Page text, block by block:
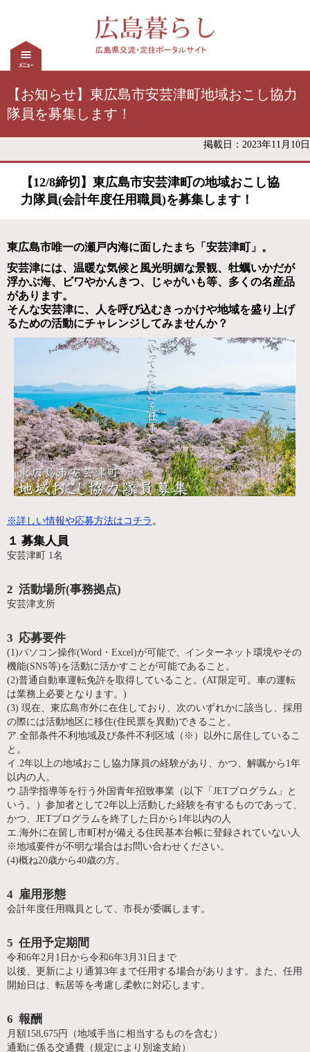
【お知らせ】東広島市安芸津町地域おこし協力
隊員を募集します！
掲載日：2023年11月10日
【12/8締切】東広島市安芸津町の地域おこし協
力隊員(会計年度任用職員)を募集します！
東広島市唯一の瀬戸内海に面したまち「安芸津町」。
安芸津には、温暖な気候と風光明媚な景観、牡蠣いかだが
浮かぶ海、ビワやかんきつ、じゃがいも等、多くの名産品
があります。
そんな安芸津に、人を呼び込むきっかけや地域を盛り上げ
るための活動にチャレンジしてみませんか？
※詳しい情報や応募方法はコチラ。
１ 募集人員
安芸津町 1名
2 活動場所(事務拠点)
安芸津支所
3 応募要件
(1)パソコン操作(Word・Excel)が可能で、インターネット環境やその
機能(SNS等)を活動に活かすことが可能であること。
(2)普通自動車運転免許を取得していること。(AT限定可。車の運転
は業務上必要となります。)
(3) 現在、東広島市外に在住しており、次のいずれかに該当し、採用
の際には活動地区に移住(住民票を異動)できること。
ア.全部条件不利地域及び条件不利区域（※）以外に居住しているこ
と。
イ.2年以上の地域おこし協力隊員の経験があり、かつ、解嘱から1年
以内の人。
ウ.語学指導等を行う外国青年招致事業（以下「JETプログラム」と
いう。）参加者として2年以上活動した経験を有するものであって、
かつ、JETプログラムを終了した日から1年以内の人
エ.海外に在留し市町村が備える住民基本台帳に登録されていない人
※地域要件が不明な場合はお問い合わせください。
(4)概ね20歳から40歳の方。
4 雇用形態
会計年度任用職員として、市長が委嘱します。
5 任用予定期間
令和6年2月1日から令和6年3月31日まで
以後、更新により通算3年まで任用する場合があります。また、任用
開始日は、転居等を考慮し柔軟に対応します。
6 報酬
月額158,675円（地域手当に相当するものを含む）
通勤に係る交通費（規定により別途支給）